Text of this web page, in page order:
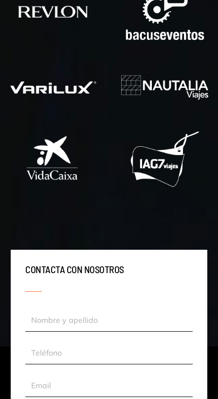
CONTACTA CON NOSOTROS
Nombre
Teléfono